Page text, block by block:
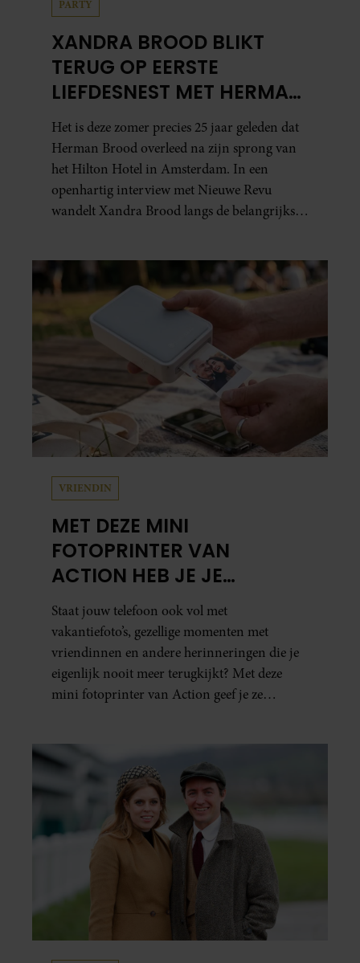
PARTY
XANDRA BROOD BLIKT
TERUG OP EERSTE
LIEFDESNEST MET HERMAN
BROOD: “HIER IS LOLA
GEBOREN”
Het is deze zomer precies 25 jaar geleden dat
Herman Brood overleed na zijn sprong van
het Hilton Hotel in Amsterdam. In een
openhartig interview met Nieuwe Revu
wandelt Xandra Brood langs de belangrijkste
Leidsedwarsstraat roept een stortvloed aan
herinneringen op. Daar begon hun leven
samen en werd dochter Lola geboren.
VRIENDIN
MET DEZE MINI
FOTOPRINTER VAN
ACTION HEB JE JE
FAVORIETE FOTO’S BINNEN
ÉÉN MINUUT IN HANDEN
Staat jouw telefoon ook vol met
vakantiefoto’s, gezellige momenten met
vriendinnen en andere herinneringen die je
eigenlijk nooit meer terugkijkt? Met deze
mini fotoprinter van Action geef je ze
al in handen.